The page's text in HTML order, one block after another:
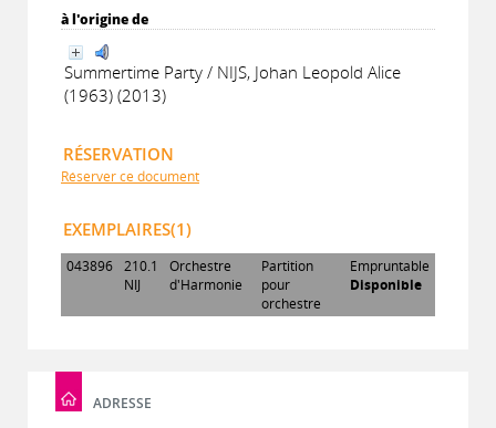
à l'origine de
Summertime Party / NIJS, Johan Leopold Alice
(1963) (2013)
RÉSERVATION
Réserver ce document
EXEMPLAIRES(1)
043896 210.1
NIJ
Orchestre
d'Harmonie
Partition
pour
orchestre
Empruntable
Disponible
ADRESSE